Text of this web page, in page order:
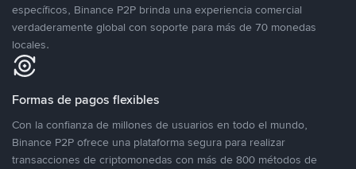
específicos, Binance P2P brinda una experiencia comercial
verdaderamente global con soporte para más de 70 monedas
locales.
Formas de pagos flexibles
Con la confianza de millones de usuarios en todo el mundo,
Binance P2P ofrece una plataforma segura para realizar
transacciones de criptomonedas con más de 800 métodos de